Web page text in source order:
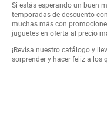
Si estás esperando un buen
temporadas de descuento
muchas más con
juguetes en oferta al precio
¡Revisa nuestro catálogo y
sorprender y hacer feliz a los